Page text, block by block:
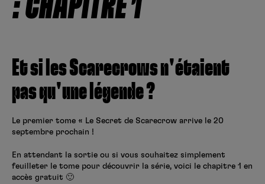
: CHAPITRE 1
Et si les Scarecrows n'étaient
pas qu'une légende ?
Le premier tome « Le Secret de Scarecrow arrive le 20
septembre prochain !
En attendant la sortie ou si vous souhaitez simplement
feuilleter le tome pour découvrir la série, voici le chapitre 1 en
accès gratuit 🙂
Hunter x Hunter
Black Butler